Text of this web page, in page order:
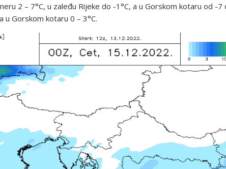
2 – 7°C, u zaleđu Rijeke do -1°C, a u Gorskom kotaru od -7
u Gorskom kotaru 0 – 3°C.